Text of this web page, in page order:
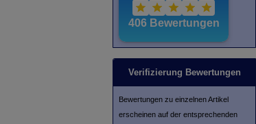
Verifizierung Bewertungen
Bewertungen zu einzelnen Artikel
erscheinen auf der entsprechenden